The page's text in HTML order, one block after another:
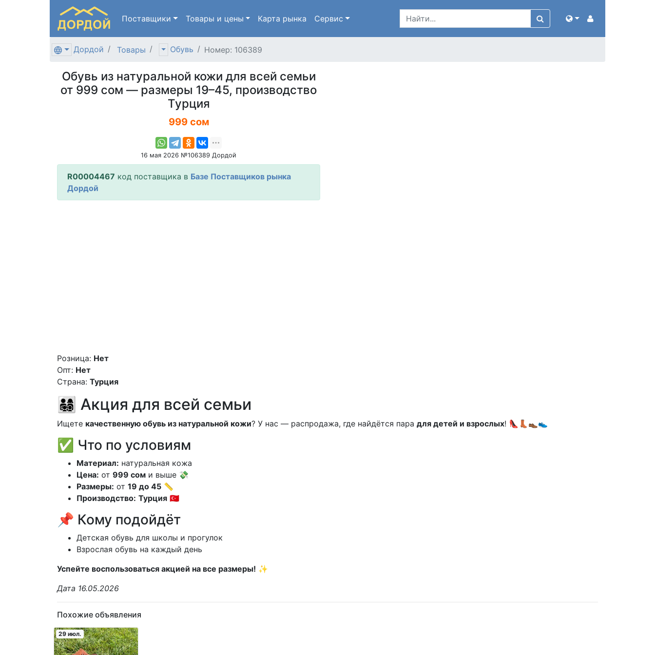
Поставщики Товары и цены Карта рынка Сервис
Дордой Товары Обувь Номер: 106389
Обувь из натуральной кожи для всей семьи
от 999 сом — размеры 19–45, производство
Турция
999 сом
16 мая 2026 №106389 Дордой
R00004467 код поставщика в Базе Поставщиков рынка
Дордой
Розница: Нет
Опт: Нет
Страна: Турция
👨‍👩‍👧‍👦 Акция для всей семьи
Ищете качественную обувь из натуральной кожи? У нас — распродажа, где найдётся пара для детей и взрослых! 👠👢👞👟
✅ Что по условиям
Материал: натуральная кожа
Цена: от 999 сом и выше 💸
Размеры: от 19 до 45 📏
Производство: Турция 🇹🇷
📌 Кому подойдёт
Детская обувь для школы и прогулок
Взрослая обувь на каждый день
Успейте воспользоваться акцией на все размеры! ✨
Дата 16.05.2026
Похожие объявления
29 июл.